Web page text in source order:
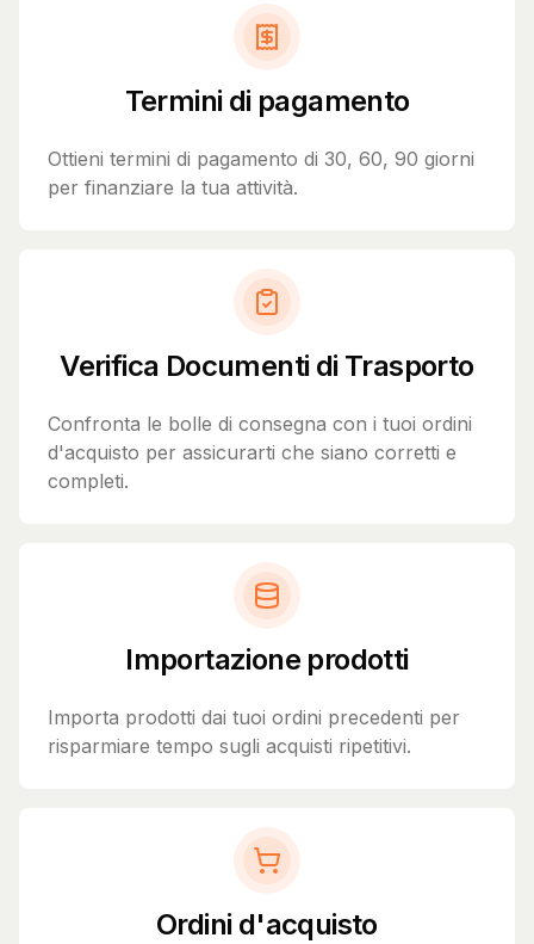
Termini di pagamento
Ottieni termini di pagamento di 30, 60, 90 giorni
per finanziare la tua attività.
Verifica Documenti di Trasporto
Confronta le bolle di consegna con i tuoi ordini
d'acquisto per assicurarti che siano corretti e
completi.
Importazione prodotti
Importa prodotti dai tuoi ordini precedenti per
risparmiare tempo sugli acquisti ripetitivi.
Ordini d'acquisto